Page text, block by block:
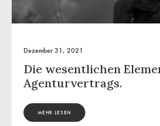
Dezember 31, 2021
Die wesentlichen
Agenturvertrags.
MEHR LESEN